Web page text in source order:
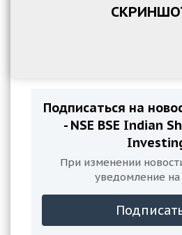
Подписаться на
- NSE BSE Indian
При изменении
уведомление